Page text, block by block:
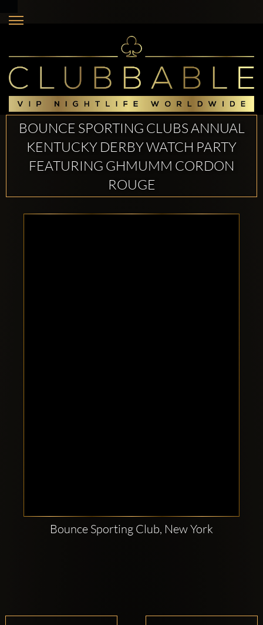
BOUNCE SPORTING CLUBS ANNUAL
KENTUCKY DERBY WATCH PARTY
FEATURING GHMUMM CORDON
ROUGE
Bounce Sporting Club, New York